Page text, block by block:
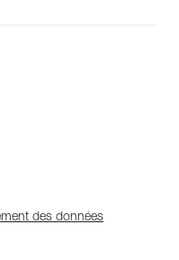
des données